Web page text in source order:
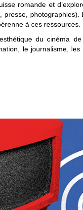
romande et
à ces ressources.
du cinéma
le journalisme,